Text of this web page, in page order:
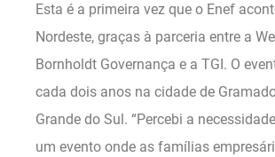
Esta é a primeira vez que o Enef
Nordeste, graças à parceria entre a
Bornholdt Governança e a TGI. O
cada dois anos na cidade de
Grande do Sul. “Percebi a
um evento onde as famílias